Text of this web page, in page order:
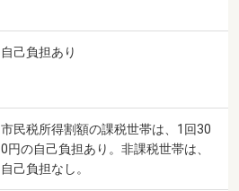
自己負担あり
市民税所得割額の課税世帯は、1回30
0円の自己負担あり。非課税世帯は、
自己負担なし。